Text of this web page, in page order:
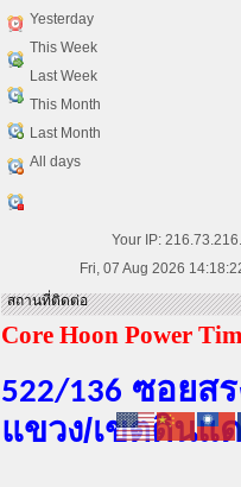
Yesterday
This Week
Last Week
This Month
Last Month
All days
Your IP:
Fri, 07 Aug 2026
สถานที่ติดต่อ
Core Hoon Power
522/136 ซอยส
แขวง​/เขต​ดินแ